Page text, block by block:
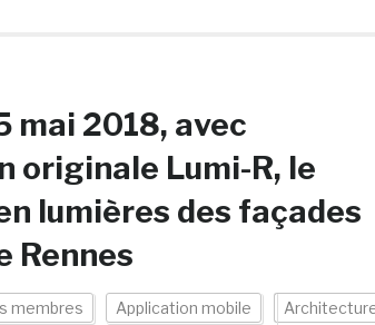
mai 2018, avec
originale Lumi-R, le
lumières des façades
Rennes
membres Application mobile